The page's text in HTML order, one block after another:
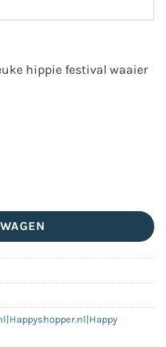
hippie festival waaier
aantal